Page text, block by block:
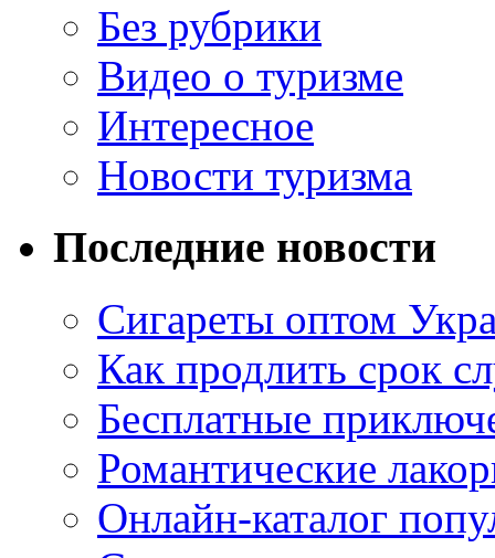
Без рубрики
Видео о туризме
Интересное
Новости туризма
Последние новости
Сигареты оптом
Как продлить срок
Бесплатные
Романтические
Онлайн-каталог